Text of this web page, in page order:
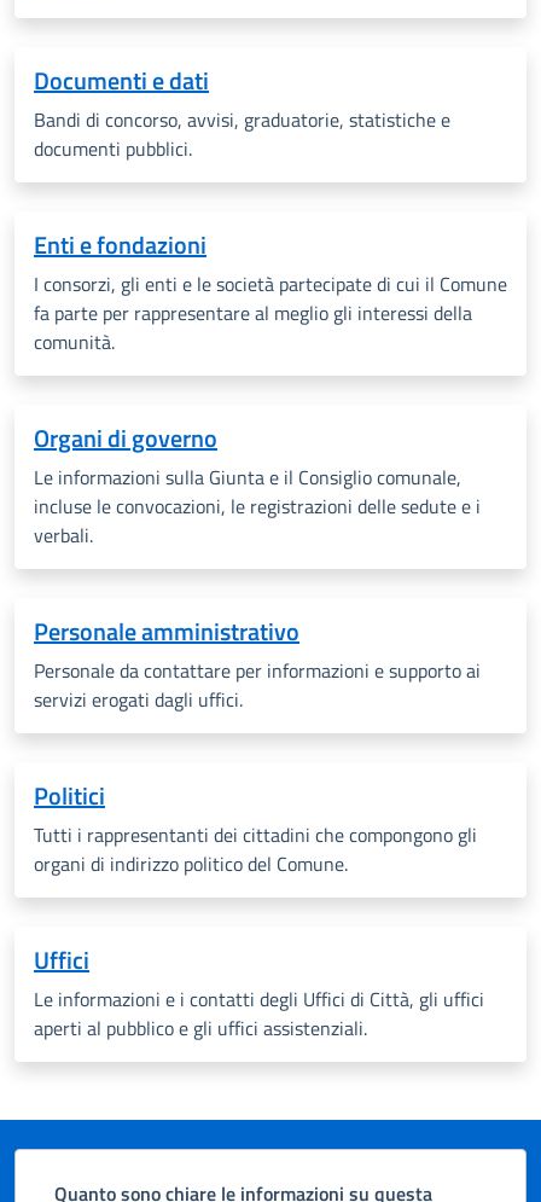
Documenti e dati
Bandi di concorso, avvisi, graduatorie, statistiche e
documenti pubblici.
Enti e fondazioni
I consorzi, gli enti e le società partecipate di cui il Comune
fa parte per rappresentare al meglio gli interessi della
comunità.
Organi di governo
Le informazioni sulla Giunta e il Consiglio comunale,
incluse le convocazioni, le registrazioni delle sedute e i
verbali.
Personale amministrativo
Personale da contattare per informazioni e supporto ai
servizi erogati dagli uffici.
Politici
Tutti i rappresentanti dei cittadini che compongono gli
organi di indirizzo politico del Comune.
Uffici
Le informazioni e i contatti degli Uffici di Città, gli uffici
aperti al pubblico e gli uffici assistenziali.
Quanto sono chiare le informazioni su questa